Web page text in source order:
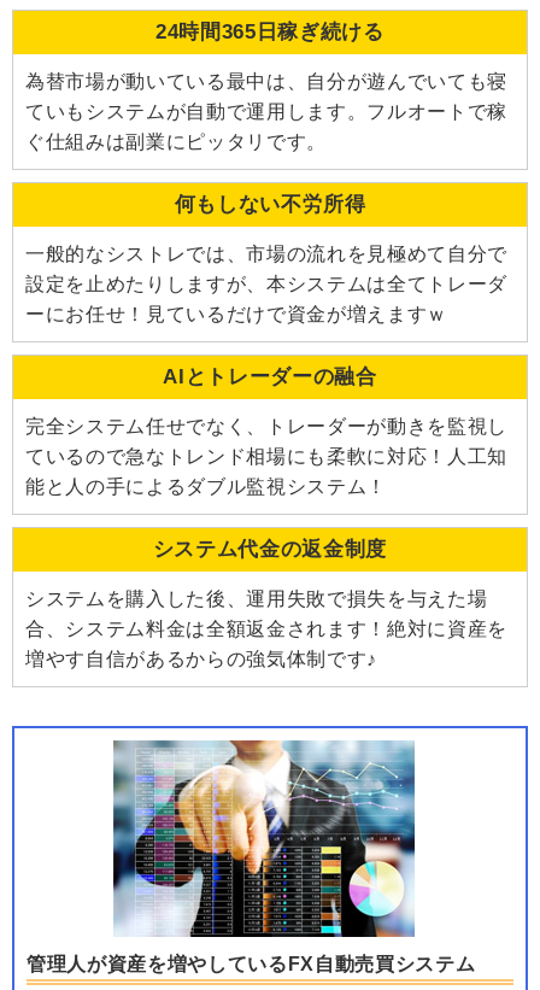
24時間365日稼ぎ続ける
為替市場が動いている最中は、自分が遊んでいても寝
ていもシステムが自動で運用します。フルオートで稼
ぐ仕組みは副業にピッタリです。
何もしない不労所得
一般的なシストレでは、市場の流れを見極めて自分で
設定を止めたりしますが、本システムは全てトレーダ
ーにお任せ！見ているだけで資金が増えますｗ
AIとトレーダーの融合
完全システム任せでなく、トレーダーが動きを監視し
ているので急なトレンド相場にも柔軟に対応！人工知
能と人の手によるダブル監視システム！
システム代金の返金制度
システムを購入した後、運用失敗で損失を与えた場
合、システム料金は全額返金されます！絶対に資産を
増やす自信があるからの強気体制です♪
管理人が資産を増やしているFX自動売買システム